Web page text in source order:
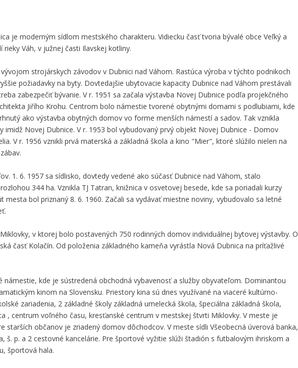
je moderným sídlom mestského charakteru. Vidiecku časť tvoria bývalé obce Veľký a
Váh, v južnej časti Ilavskej kotliny.
strojárskych závodov v Dubnici nad Váhom. Rastúca výroba v týchto podnikoch
požiadavky na byty. Dovtedajšie ubytovacie kapacity Dubnice nad Váhom prestávali
zabezpečiť bývanie. V r. 1951 sa začala výstavba Novej Dubnice podľa projekčného
Jiřího Krohu. Centrom bolo námestie tvorené obytnými domami s podlubiami, kde
ako výstavba obytných domov vo forme menších námestí a sadov. Tak vznikla
imidž Novej Dubnice. V r. 1953 bol vybudovaný prvý objekt Novej Dubnice - Domov
V r. 1956 vznikli prvá materská a základná škola a kino "Mier", ktoré slúžilo nielen na
1. 6. 1957 sa sídlisko, dovtedy vedené ako súčasť Dubnice nad Váhom, stalo
344 ha. Vznikla TJ Tatran, knižnica v osvetovej besede, kde sa poriadali kurzy
bol priznaný 8. 6. 1960. Začali sa vydávať miestne noviny, vybudovalo sa letné
v ktorej bolo postavených 750 rodinných domov individuálnej bytovej výstavby. O
časť Kolačín. Od položenia základného kameňa vyrástla Nová Dubnica na príťažlivé
kde je sústredená obchodná vybavenosť a služby obyvateľom. Dominantou
kinom na Slovensku. Priestory kina sú dnes využívané na viaceré kultúrno-
zariadenia, 2 základné školy základná umelecká škola, špeciálna základná škola,
, centrum voľného času, kresťanské centrum v mestskej štvrti Miklovky. V meste je
starších občanov je zriadený domov dôchodcov. V meste sídli Všeobecná úverová banka,
š. p. a 2 cestovné kancelárie. Pre športové vyžitie slúži štadión s futbalovým ihriskom a
športová hala.